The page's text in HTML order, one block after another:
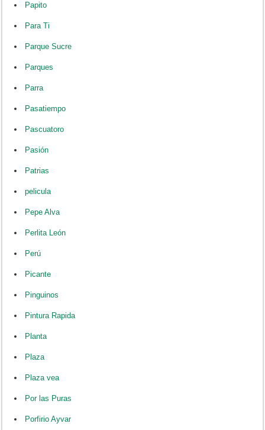
Papito
Para Ti
Parque Sucre
Parques
Parra
Pasatiempo
Pascuatoro
Pasión
Patrias
pelicula
Pepe Alva
Perlita León
Perú
Picante
Pinguinos
Pintura Rapida
Planta
Plaza
Plaza vea
Por las Puras
Porfirio Ayvar